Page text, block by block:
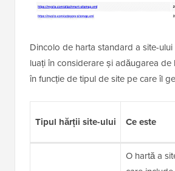
Dincolo de harta standard a site-
luați în considerare și adăugarea de
în funcție de tipul de site pe care îl
Tipul hărții site-ului Ce este
O hartă a